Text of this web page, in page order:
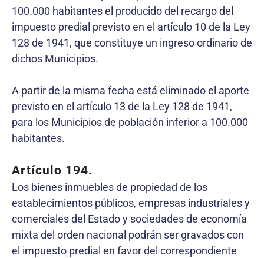
100.000 habitantes el producido del recargo del
impuesto predial previsto en el artículo 10 de la Ley
128 de 1941, que constituye un ingreso ordinario de
dichos Municipios.
A partir de la misma fecha está eliminado el aporte
previsto en el artículo 13 de la Ley 128 de 1941,
para los Municipios de población inferior a 100.000
habitantes.
Artículo 194.
Los bienes inmuebles de propiedad de los
establecimientos públicos, empresas industriales y
comerciales del Estado y sociedades de economía
mixta del orden nacional podrán ser gravados con
el impuesto predial en favor del correspondiente